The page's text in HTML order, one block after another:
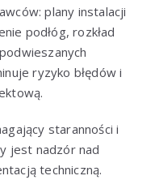
plany instalacji
podłóg, rozkład
ryzyko błędów i
staranności i
jest nadzór nad
techniczną.